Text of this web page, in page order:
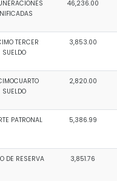
PAC
balances
46,236.00
TERCER
SUELDO
3,853.00
SUELDO
2,820.00
PATRONAL 5,386.99
DE RESERVA 3,851.76